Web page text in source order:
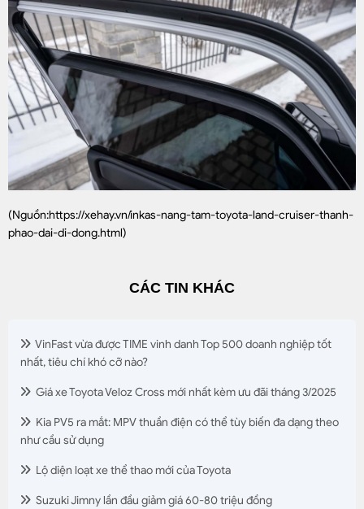
(Nguồn:https://xehay.vn/inkas-nang-tam-toyota-land-cruiser-thanh-
phao-dai-di-dong.html)
CÁC TIN KHÁC
VinFast vừa được TIME vinh danh Top 500 doanh nghiệp tốt
nhất, tiêu chí khó cỡ nào?
Giá xe Toyota Veloz Cross mới nhất kèm ưu đãi tháng 3/2025
Kia PV5 ra mắt: MPV thuần điện có thể tùy biến đa dạng theo
như cầu sử dụng
Lộ diện loạt xe thể thao mới của Toyota
Suzuki Jimny lần đầu giảm giá 60-80 triệu đồng